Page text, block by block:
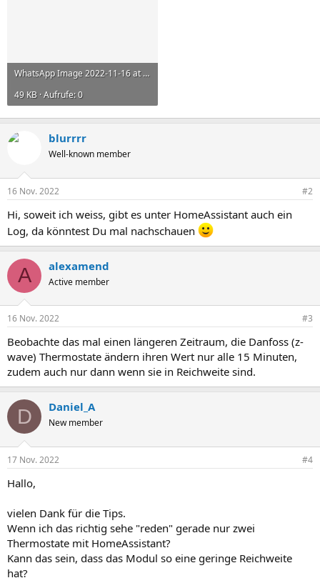
WhatsApp Image 2022-11-16 at 17.11.42.jpeg
49 KB · Aufrufe: 0
blurrrr
Well-known member
16 Nov. 2022 #2
Hi, soweit ich weiss, gibt es unter HomeAssistant auch ein
Log, da könntest Du mal nachschauen
A alexamend
Active member
16 Nov. 2022 #3
Beobachte das mal einen längeren Zeitraum, die Danfoss (z-
wave) Thermostate ändern ihren Wert nur alle 15 Minuten,
zudem auch nur dann wenn sie in Reichweite sind.
D Daniel_A
New member
17 Nov. 2022 #4
Hallo,
vielen Dank für die Tips.
Wenn ich das richtig sehe "reden" gerade nur zwei
Thermostate mit HomeAssistant?
Kann das sein, dass das Modul so eine geringe Reichweite
hat?